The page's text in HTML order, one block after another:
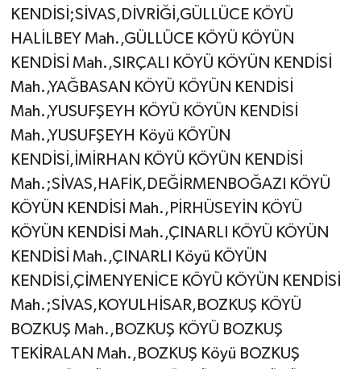
KENDİSİ;SİVAS,DİVRİĞİ,GÜLLÜCE KÖYÜ
HALİLBEY Mah.,GÜLLÜCE KÖYÜ KÖYÜN
KENDİSİ Mah.,SIRÇALI KÖYÜ KÖYÜN KENDİSİ
Mah.,YAĞBASAN KÖYÜ KÖYÜN KENDİSİ
Mah.,YUSUFŞEYH KÖYÜ KÖYÜN KENDİSİ
Mah.,YUSUFŞEYH Köyü KÖYÜN
KENDİSİ,İMİRHAN KÖYÜ KÖYÜN KENDİSİ
Mah.;SİVAS,HAFİK,DEĞİRMENBOĞAZI KÖYÜ
KÖYÜN KENDİSİ Mah.,PİRHÜSEYİN KÖYÜ
KÖYÜN KENDİSİ Mah.,ÇINARLI KÖYÜ KÖYÜN
KENDİSİ Mah.,ÇINARLI Köyü KÖYÜN
KENDİSİ,ÇİMENYENİCE KÖYÜ KÖYÜN KENDİSİ
Mah.;SİVAS,KOYULHİSAR,BOZKUŞ KÖYÜ
BOZKUŞ Mah.,BOZKUŞ KÖYÜ BOZKUŞ
TEKİRALAN Mah.,BOZKUŞ Köyü BOZKUŞ